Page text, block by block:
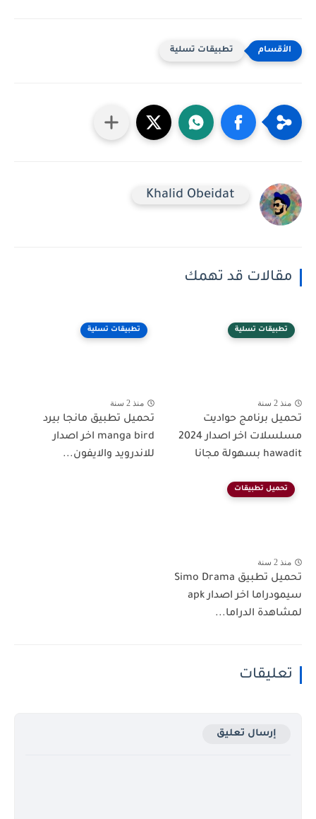
تطبيقات تسلية
Khalid Obeidat
مقالات قد تهمك
تطبيقات تسلية
منذ 2 سنة
تحميل برنامج حواديت
مسلسلات اخر اصدار 2024
hawadit بسهولة مجانا
تطبيقات تسلية
منذ 2 سنة
تحميل تطبيق مانجا بيرد
manga bird اخر اصدار
للاندرويد والايفون...
تحميل تطبيقات
منذ 2 سنة
تحميل تطبيق Simo Drama
سيمودراما اخر اصدار apk
لمشاهدة الدراما...
تعليقات
إرسال تعليق